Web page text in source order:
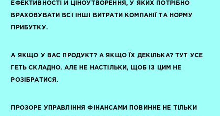
ЕФЕКТИВНОСТІ Й ЦІНОУТВОРЕННЯ, У ЯКИХ ПОТРІБНО
ВРАХОВУВАТИ ВСІ ІНШІ ВИТРАТИ КОМПАНІЇ ТА НОРМУ
ПРИБУТКУ.
А ЯКЩО У ВАС ПРОДУКТ? А ЯКЩО ЇХ ДЕКІЛЬКА? ТУТ УСЕ
ГЕТЬ СКЛАДНО. АЛЕ НЕ НАСТІЛЬКИ, ЩОБ ІЗ ЦИМ НЕ
РОЗІБРАТИСЯ.
ПРОЗОРЕ УПРАВЛІННЯ ФІНАНСАМИ ПОВИННЕ НЕ ТІЛЬКИ